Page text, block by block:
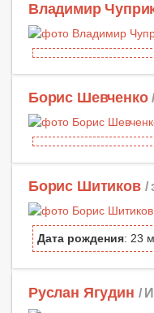
Владимир
Борис Шевченко
Борис Шитиков /
Дата рождения: 23
Руслан Ягудин /